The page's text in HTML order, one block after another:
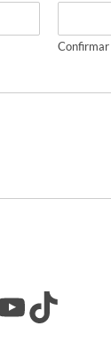
TikTok